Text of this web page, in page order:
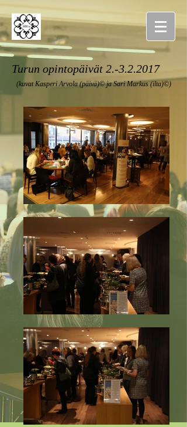
Turun opintopäivät 2.-3.2.2017
(kuvat Kasperi Arvola (päivä)© ja Sari Markus (ilta)©)